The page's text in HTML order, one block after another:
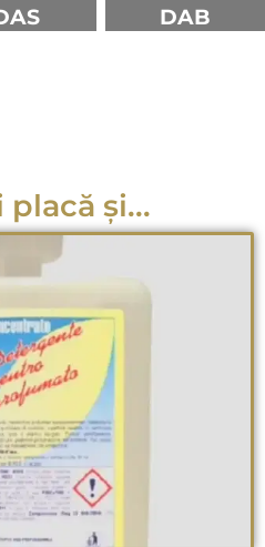
DAB
placă și...